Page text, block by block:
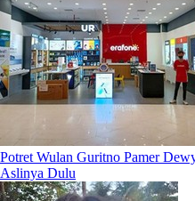
Potret Wulan Guritno Pamer
Aslinya Dulu